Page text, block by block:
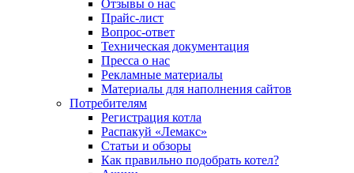
Отзывы о нас
Прайс-лист
Вопрос-ответ
Техническая документация
Пресса о нас
Рекламные материалы
Материалы для наполнения сайтов
Потребителям
Регистрация котла
Распакуй «Лемакс»
Статьи и обзоры
Как правильно подобрать котел?